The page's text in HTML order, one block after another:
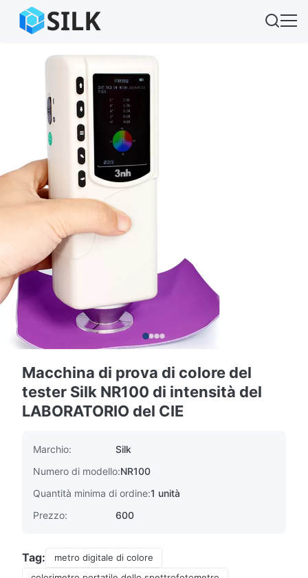
Macchina di prova di colore del
tester Silk NR100 di intensità del
LABORATORIO del CIE
Marchio:
Silk
Numero di modello:NR100
Quantità minima di ordine:1 unità
Prezzo:
600
Tag:
metro digitale di colore